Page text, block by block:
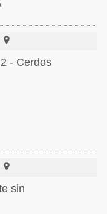

- Cerdos

sin